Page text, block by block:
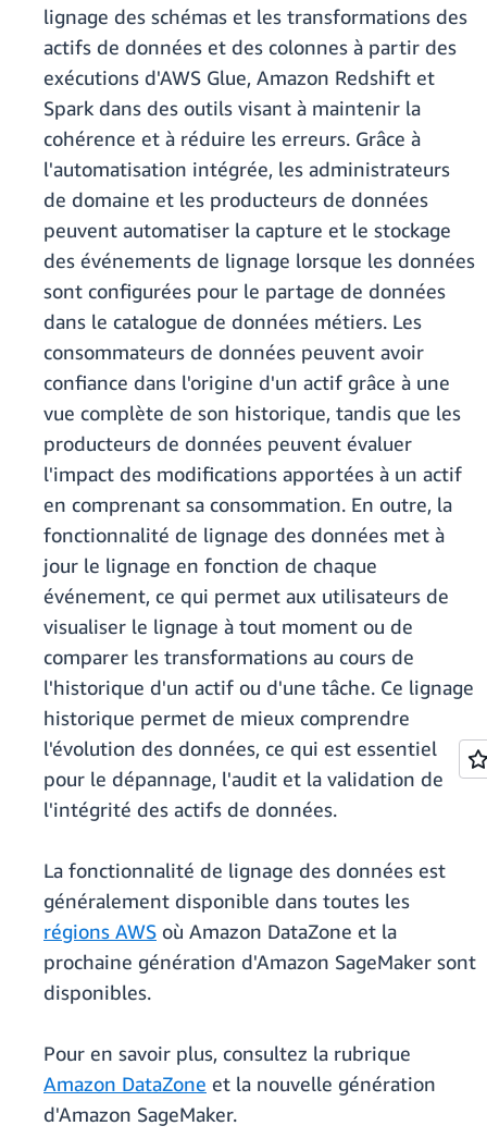
lignage des schémas et les transformations des
actifs de données et des colonnes à partir des
exécutions d'AWS Glue, Amazon Redshift et
Spark dans des outils visant à maintenir la
cohérence et à réduire les erreurs. Grâce à
l'automatisation intégrée, les administrateurs
de domaine et les producteurs de données
peuvent automatiser la capture et le stockage
des événements de lignage lorsque les données
sont configurées pour le partage de données
dans le catalogue de données métiers. Les
consommateurs de données peuvent avoir
confiance dans l'origine d'un actif grâce à une
vue complète de son historique, tandis que les
producteurs de données peuvent évaluer
l'impact des modifications apportées à un actif
en comprenant sa consommation. En outre, la
fonctionnalité de lignage des données met à
jour le lignage en fonction de chaque
événement, ce qui permet aux utilisateurs de
visualiser le lignage à tout moment ou de
comparer les transformations au cours de
l'historique d'un actif ou d'une tâche. Ce lignage
historique permet de mieux comprendre
l'évolution des données, ce qui est essentiel
pour le dépannage, l'audit et la validation de
l'intégrité des actifs de données.
La fonctionnalité de lignage des données est
généralement disponible dans toutes les
régions AWS où Amazon DataZone et la
prochaine génération d'Amazon SageMaker sont
disponibles.
Pour en savoir plus, consultez la rubrique
Amazon DataZone et la nouvelle génération
d'Amazon SageMaker.